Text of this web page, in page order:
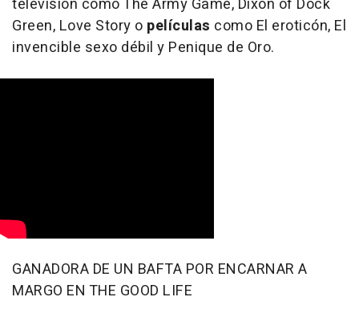
televisión como The Army Game, Dixon of Dock
Green, Love Story o películas como El eroticón, El
invencible sexo débil y Penique de Oro.
GANADORA DE UN BAFTA POR ENCARNAR A
MARGO EN THE GOOD LIFE